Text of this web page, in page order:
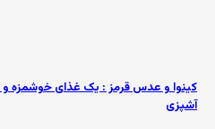
کینوا و عدس قرمز : یک غذای خوشمزه
آشپزی